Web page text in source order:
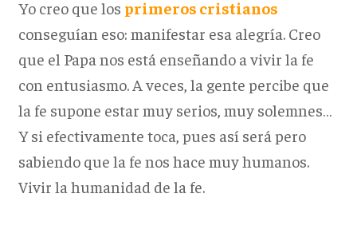
Yo creo que los primeros cristianos
conseguían eso: manifestar esa alegría. Creo
que el Papa nos está enseñando a vivir la fe
con entusiasmo. A veces, la gente percibe que
la fe supone estar muy serios, muy solemnes…
Y si efectivamente toca, pues así será pero
sabiendo que la fe nos hace muy humanos.
Vivir la humanidad de la fe.